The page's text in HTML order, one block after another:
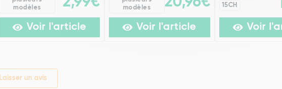
modèles
Voir l'article
modèles
Voir l'article
15CH
Voir
Laisser un avis